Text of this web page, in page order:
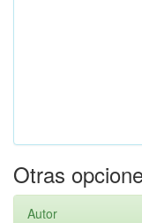
Otras
Autor